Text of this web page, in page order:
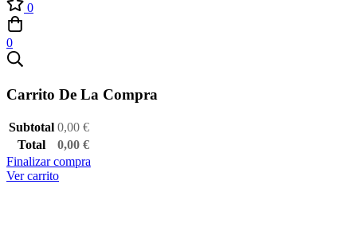
0
0
Carrito De La Compra
Subtotal 0,00 €
Total
0,00 €
Finalizar compra
Ver carrito